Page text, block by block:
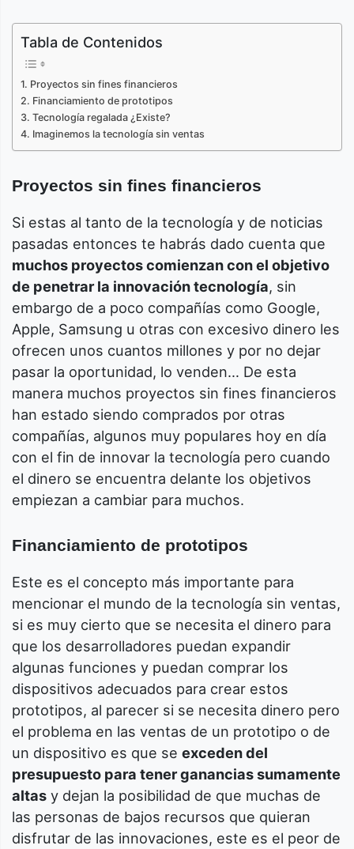
Tabla de Contenidos
Proyectos sin fines financieros
Financiamiento de prototipos
Tecnología regalada ¿Existe?
Imaginemos la tecnología sin ventas
Proyectos sin fines financieros
Si estas al tanto de la tecnología y de noticias
pasadas entonces te habrás dado cuenta que
muchos proyectos comienzan con el objetivo
de penetrar la innovación tecnología, sin
embargo de a poco compañías como Google,
Apple, Samsung u otras con excesivo dinero les
ofrecen unos cuantos millones y por no dejar
pasar la oportunidad, lo venden… De esta
manera muchos proyectos sin fines financieros
han estado siendo comprados por otras
compañías, algunos muy populares hoy en día
con el fin de innovar la tecnología pero cuando
el dinero se encuentra delante los objetivos
empiezan a cambiar para muchos.
Financiamiento de prototipos
Este es el concepto más importante para
mencionar el mundo de la tecnología sin ventas,
si es muy cierto que se necesita el dinero para
que los desarrolladores puedan expandir
algunas funciones y puedan comprar los
dispositivos adecuados para crear estos
prototipos, al parecer si se necesita dinero pero
el problema en las ventas de un prototipo o de
un dispositivo es que se exceden del
presupuesto para tener ganancias sumamente
altas y dejan la posibilidad de que muchas de
las personas de bajos recursos que quieran
disfrutar de las innovaciones, este es el peor de